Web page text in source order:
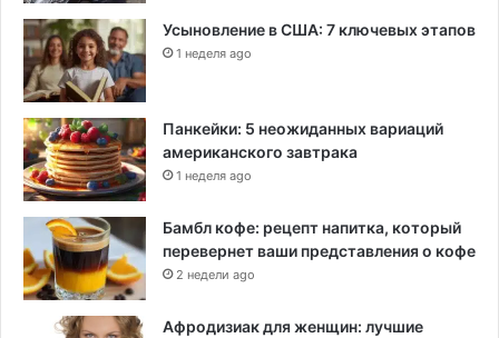
Усыновление в США: 7 ключевых этапов
1 неделя ago
Панкейки: 5 неожиданных вариаций
американского завтрака
1 неделя ago
Бамбл кофе: рецепт напитка, который
перевернет ваши представления о кофе
2 недели ago
Афродизиак для женщин: лучшие